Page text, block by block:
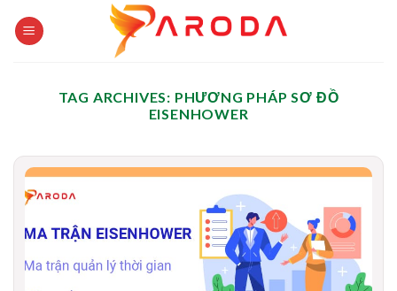
TAG ARCHIVES: PHƯƠNG PHÁP SƠ ĐỒ
EISENHOWER